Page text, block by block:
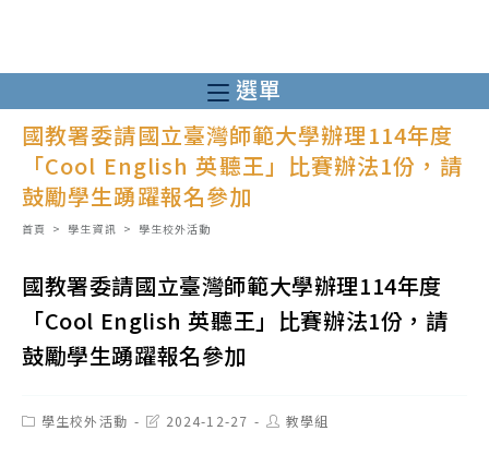
至
主
容
選單
國教署委請國立臺灣師範大學辦理114年度
「Cool English 英聽王」比賽辦法1份，請
鼓勵學生踴躍報名參加
首頁 > 學生資訊 > 學生校外活動
國教署委請國立臺灣師範大學辦理114年度
「Cool English 英聽王」比賽辦法1份，請
鼓勵學生踴躍報名參加
Post學生校外活動
Post2024-12-27
Post教學組